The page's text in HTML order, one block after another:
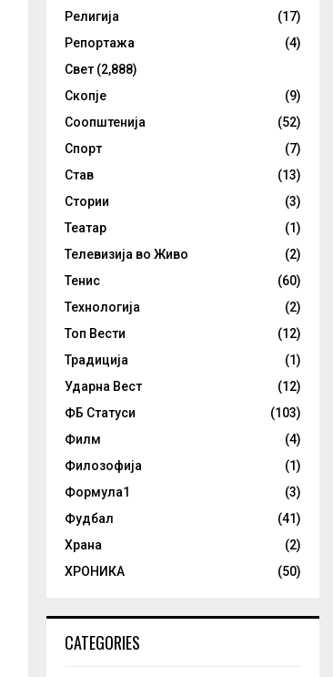
Религија
(17)
Репортажа
(4)
Свет (2,888)
Скопје
(9)
Соопштенија
(52)
Спорт
(7)
Став
(13)
Стории
(3)
Театар
(1)
Телевизија во Живо
(2)
Тенис
(60)
Технологија
(2)
Топ Вести
(12)
Традиција
(1)
Ударна Вест
(12)
ФБ Статуси
(103)
Филм
(4)
Филозофија
(1)
Формула1
(3)
Фудбал
(41)
Храна
(2)
ХРОНИКА
(50)
CATEGORIES